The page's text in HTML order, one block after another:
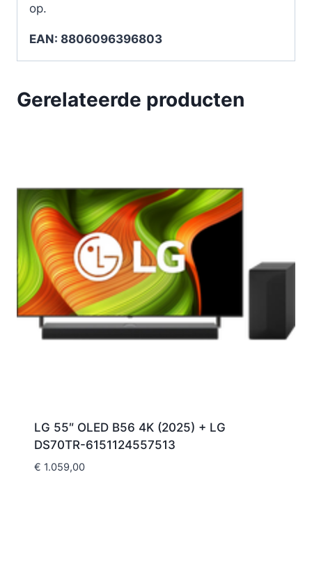
op.
EAN: 8806096396803
Gerelateerde producten
LG 55″ OLED B56 4K (2025) + LG
DS70TR-6151124557513
€ 1.059,00